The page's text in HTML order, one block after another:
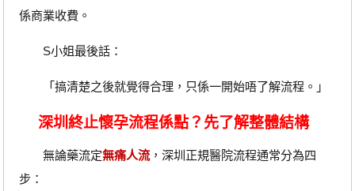
係商業收費。
S小姐最後話：
「搞清楚之後就覺得合理，只係一開始唔了解流程。」
深圳終止懷孕流程係點？先了解整體結構
無論藥流定無痛人流，深圳正規醫院流程通常分為四
步：